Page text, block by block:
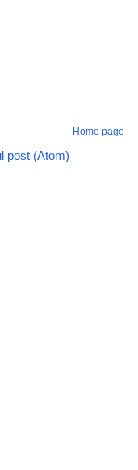
Home page
post (Atom)